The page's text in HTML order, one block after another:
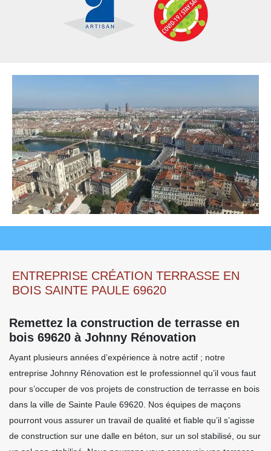
ENTREPRISE CRÉATION TERRASSE EN
BOIS SAINTE PAULE 69620
Remettez la construction de terrasse en
bois 69620 à Johnny Rénovation
Ayant plusieurs années d’expérience à notre actif ; notre
entreprise Johnny Rénovation est le professionnel qu’il vous faut
pour s’occuper de vos projets de construction de terrasse en bois
dans la ville de Sainte Paule 69620. Nos équipes de maçons
pourront vous assurer un travail de qualité et fiable qu’il s’agisse
de construction sur une dalle en béton, sur un sol stabilisé, ou sur